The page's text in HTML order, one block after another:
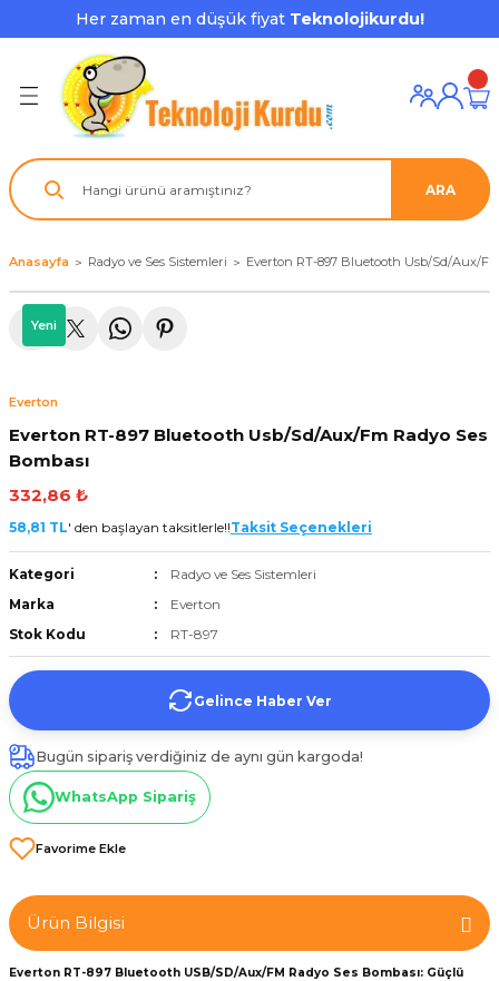
Her zaman en düşük fiyat Teknolojikurdu!
Geri Dön
Geri Dön
ve Ekipmanları
Gözü
Geri Dön
Çevre Birimleri
Çevirici
Geri Dön
Geri Dön
Geri Dön
Geri Dön
Aksesuarları
/ Powerbank
ARA
Anasayfa Radyo ve Ses Sistemleri Everton RT-897 Bluetooth Usb/Sd/Aux/
Yeni
Everton
Everton RT-897 Bluetooth Usb/Sd/Aux/Fm Radyo Ses
Bombası
332,86 ₺
58,81 TL' den başlayan taksitlerle!!Taksit Seçenekleri
Kategori
Radyo ve Ses Sistemleri
Marka
Everton
Stok Kodu
RT-897
Gelince Haber Ver
Bugün sipariş verdiğiniz de aynı gün kargoda!
WhatsApp Sipariş
Ürün Bilgisi
Everton RT-897 Bluetooth USB/SD/Aux/FM Radyo Ses Bombası: Güçlü